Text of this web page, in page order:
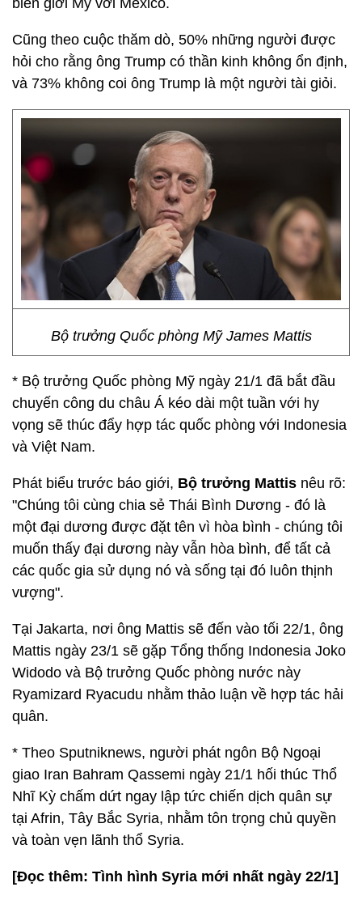
biên giới Mỹ với Mexico.
Cũng theo cuộc thăm dò, 50% những người được
hỏi cho rằng ông Trump có thần kinh không ổn định,
và 73% không coi ông Trump là một người tài giỏi.
Bộ trưởng Quốc phòng Mỹ James Mattis
* Bộ trưởng Quốc phòng Mỹ ngày 21/1 đã bắt đầu
chuyến công du châu Á kéo dài một tuần với hy
vọng sẽ thúc đẩy hợp tác quốc phòng với Indonesia
và Việt Nam.
Phát biểu trước báo giới, Bộ trưởng Mattis nêu rõ:
"Chúng tôi cùng chia sẻ Thái Bình Dương - đó là
một đại dương được đặt tên vì hòa bình - chúng tôi
muốn thấy đại dương này vẫn hòa bình, để tất cả
các quốc gia sử dụng nó và sống tại đó luôn thịnh
vượng".
Tại Jakarta, nơi ông Mattis sẽ đến vào tối 22/1, ông
Mattis ngày 23/1 sẽ gặp Tổng thống Indonesia Joko
Widodo và Bộ trưởng Quốc phòng nước này
Ryamizard Ryacudu nhằm thảo luận về hợp tác hải
quân.
* Theo Sputniknews, người phát ngôn Bộ Ngoại
giao Iran Bahram Qassemi ngày 21/1 hối thúc Thổ
Nhĩ Kỳ chấm dứt ngay lập tức chiến dịch quân sự
tại Afrin, Tây Bắc Syria, nhằm tôn trọng chủ quyền
và toàn vẹn lãnh thổ Syria.
[Đọc thêm: Tình hình Syria mới nhất ngày 22/1]